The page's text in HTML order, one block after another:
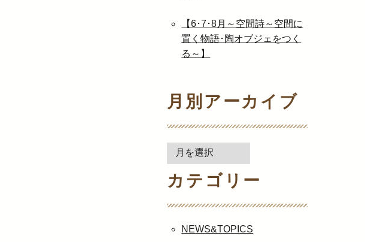
【6･7･8月～空間詩～空間に
置く物語･陶オブジェをつく
る～】
月別アーカイブ
別
ア
カ
カテゴリー
NEWS&TOPICS